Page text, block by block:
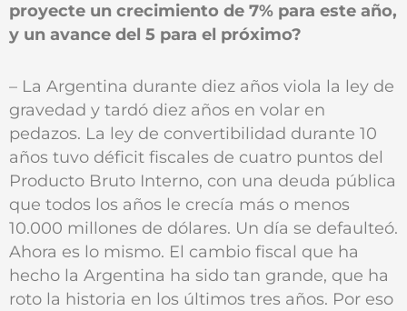
proyecte un crecimiento de 7% para este año,
y un avance del 5 para el próximo?
– La Argentina durante diez años viola la ley de
gravedad y tardó diez años en volar en
pedazos. La ley de convertibilidad durante 10
años tuvo déficit fiscales de cuatro puntos del
Producto Bruto Interno, con una deuda pública
que todos los años le crecía más o menos
10.000 millones de dólares. Un día se defaulteó.
Ahora es lo mismo. El cambio fiscal que ha
hecho la Argentina ha sido tan grande, que ha
roto la historia en los últimos tres años. Por eso